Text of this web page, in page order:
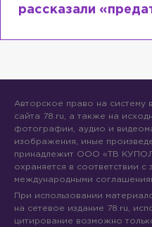
рассказали
Авторское право на систему
сайта 78.ru, а также на
фотографии, аудио и
изображения, иные
принадлежит ООО «ТВ
охраняется в соответствии
международными
При использовании
на сетевое издание 78.ru,
цитирование возможно